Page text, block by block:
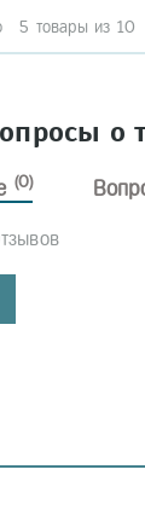
5 товары из 10
о
(0)